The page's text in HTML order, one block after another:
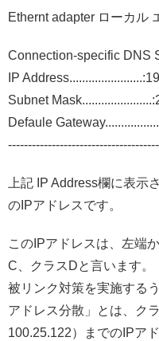
Ethernt adapter ローカル
Connection-specific DNS
IP
Subnet
Defaule
上記 IP Address欄に表示
のIPアドレスです。
このIPアドレスは、左端
C、クラスDと言います。
被リンク対策を実施する
アドレス分散」とは、ク
100.25.122）までのIPア